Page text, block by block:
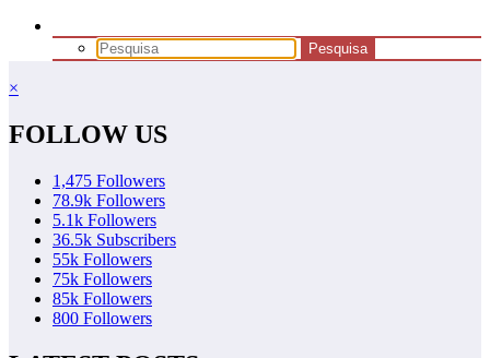
×
FOLLOW US
1,475 Followers
78.9k Followers
5.1k Followers
36.5k Subscribers
55k Followers
75k Followers
85k Followers
800 Followers